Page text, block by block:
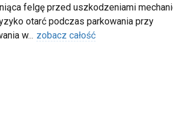
felgę przed uszkodzeniami
otarć podczas parkowania przy
w... zobacz całość